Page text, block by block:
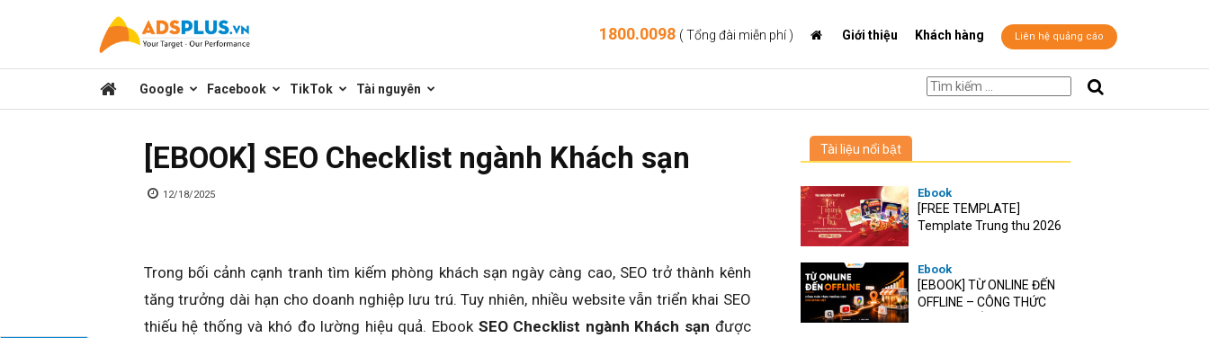
sẻ
thức
1800.0098 ( Tổng đài miễn phí ) Giới thiệu Khách hàng Liên hệ quảng cáo
Google Facebook TikTok Tài nguyên
[EBOOK] SEO Checklist ngành Khách sạn
12/18/2025
Trong bối cảnh cạnh tranh tìm kiếm phòng khách sạn ngày càng cao, SEO trở thành kênh
tăng trưởng dài hạn cho doanh nghiệp lưu trú. Tuy nhiên, nhiều website vẫn triển khai SEO
thiếu hệ thống và khó đo lường hiệu quả. Ebook SEO Checklist ngành Khách sạn được
Tài liệu nổi bật
Ebook
[FREE TEMPLATE]
Template Trung thu 2026
Ebook
[EBOOK] TỪ ONLINE ĐẾN
OFFLINE – CÔNG THỨC